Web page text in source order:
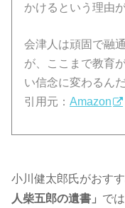
かけるという理由
会津人は頑固で融
が、ここまで教育
い信念に変わるん
引用元：Amazon
小川健太郎氏がおす
人柴五郎の遺書」 で